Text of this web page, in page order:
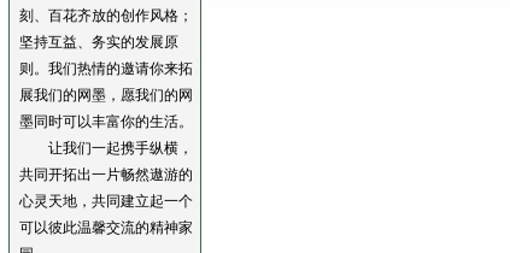
刻、百花齐放的创作风格；
坚持互益、务实的发展原
则。我们热情的邀请你来拓
展我们的网墨，愿我们的网
墨同时可以丰富你的生活。
让我们一起携手纵横，
共同开拓出一片畅然遨游的
心灵天地，共同建立起一个
可以彼此温馨交流的精神家